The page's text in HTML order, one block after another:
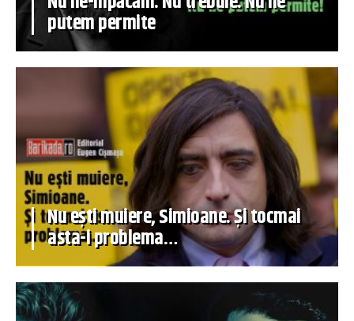
putem permite
Nu ești muiere, Simioane. Și tocmai
asta-i problema…